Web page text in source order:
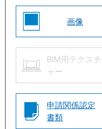
画像
BIM用テクスチ
ャー
申請関係認定
書類